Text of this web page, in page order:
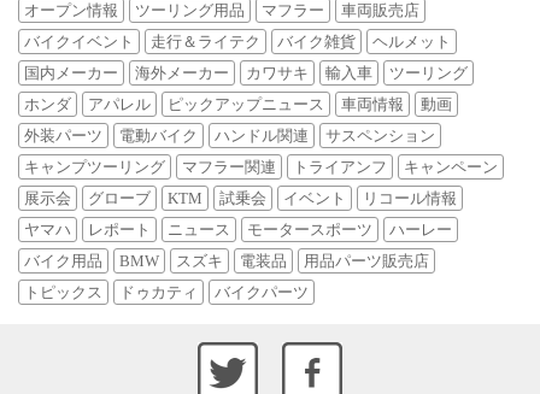
オープン情報 ツーリング用品 マフラー
車両販売店
バイクイベント
走行＆ライテク バイク雑貨
ヘルメット
国内メーカー
海外メーカー カワサキ 輸入車
ツーリング
ホンダ
アパレル ピックアップニュース 車両情報
動画
外装パーツ
電動バイク ハンドル関連
サスペンション
キャンプツーリング
マフラー関連 トライアンフ
キャンペーン
展示会
グローブ KTM 試乗会 イベント
リコール情報
ヤマハ
レポート ニュース モータースポーツ
ハーレー
バイク用品
BMW スズキ 電装品
用品パーツ販売店
トピックス
ドゥカティ バイクパーツ